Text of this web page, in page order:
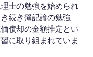
士の勉強を始められ
続き簿記論の勉強
償却の金額推定とい
に取り組まれていま